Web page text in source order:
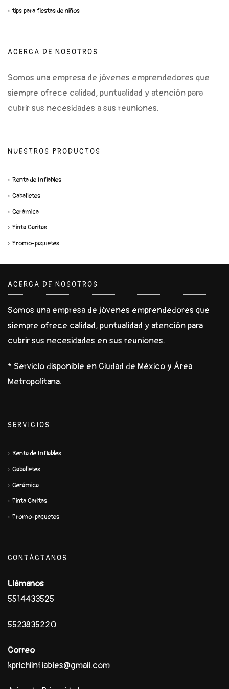
tips para fiestas de niños
ACERCA DE NOSOTROS
Somos una empresa de jóvenes emprendedores que
siempre ofrece calidad, puntualidad y atención para
cubrir sus necesidades a sus reuniones.
NUESTROS PRODUCTOS
Renta de Inflables
Caballetes
Cerámica
Pinta Caritas
Promo-paquetes
ACERCA DE NOSOTROS
Somos una empresa de jóvenes emprendedores que
siempre ofrece calidad, puntualidad y atención para
cubrir sus necesidades en sus reuniones.
* Servicio disponible en Ciudad de México y Área
Metropolitana.
SERVICIOS
Renta de Inflables
Caballetes
Cerámica
Pinta Caritas
Promo-paquetes
CONTÁCTANOS
Llámanos
5514433525
5523835220
Correo
kprichiinflables@gmail.com